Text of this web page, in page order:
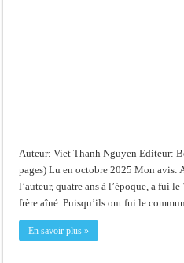
Auteur: Viet Thanh Nguyen Editeur:
pages) Lu en octobre 2025 Mon avis:
l’auteur, quatre ans à l’époque, a fui
frère aîné. Puisqu’ils ont fui le
En savoir plus »